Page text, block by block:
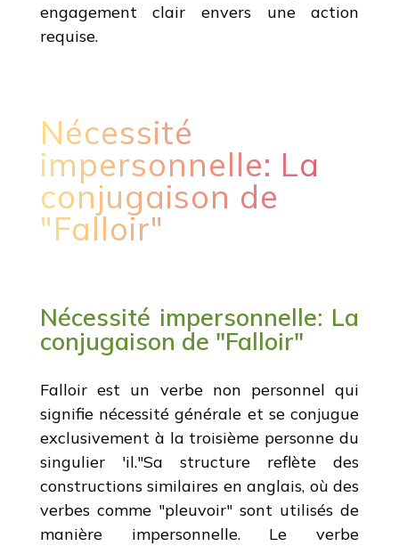
engagement clair envers une action
requise.
Nécessité
impersonnelle: La
conjugaison de
"Falloir"
Nécessité impersonnelle: La
conjugaison de "Falloir"
Falloir est un verbe non personnel qui
signifie nécessité générale et se conjugue
exclusivement à la troisième personne du
singulier 'il."Sa structure reflète des
constructions similaires en anglais, où des
verbes comme "pleuvoir" sont utilisés de
manière impersonnelle. Le verbe